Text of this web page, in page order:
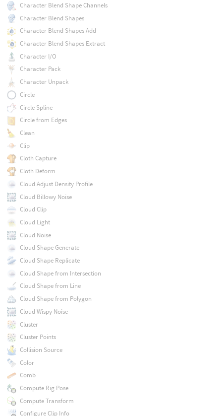
Character Blend Shape Channels
Character Blend Shapes
Character Blend Shapes Add
Character Blend Shapes Extract
Character I/O
Character Pack
Character Unpack
Circle
Circle Spline
Circle from Edges
Clean
Clip
Cloth Capture
Cloth Deform
Cloud Adjust Density Profile
Cloud Billowy Noise
Cloud Clip
Cloud Light
Cloud Noise
Cloud Shape Generate
Cloud Shape Replicate
Cloud Shape from Intersection
Cloud Shape from Line
Cloud Shape from Polygon
Cloud Wispy Noise
Cluster
Cluster Points
Collision Source
Color
Comb
Compute Rig Pose
Compute Transform
Configure Clip Info